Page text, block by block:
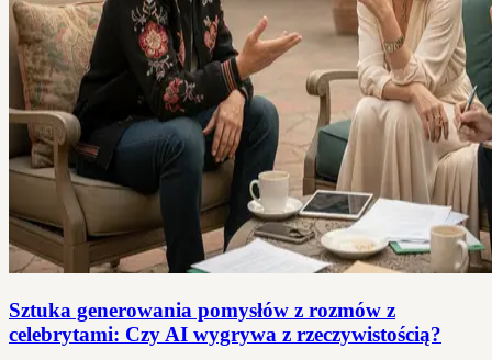
Sztuka generowania pomysłów z rozmów z
celebrytami: Czy AI wygrywa z rzeczywistością?